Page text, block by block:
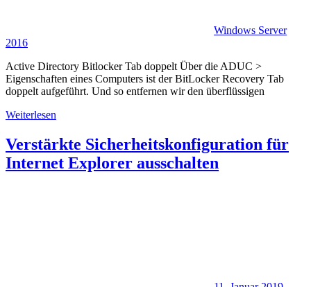
Windows Server
2016
Active Directory Bitlocker Tab doppelt Über die ADUC >
Eigenschaften eines Computers ist der BitLocker Recovery Tab
doppelt aufgeführt. Und so entfernen wir den überflüssigen
Weiterlesen
Verstärkte Sicherheitskonfiguration für
Internet Explorer ausschalten